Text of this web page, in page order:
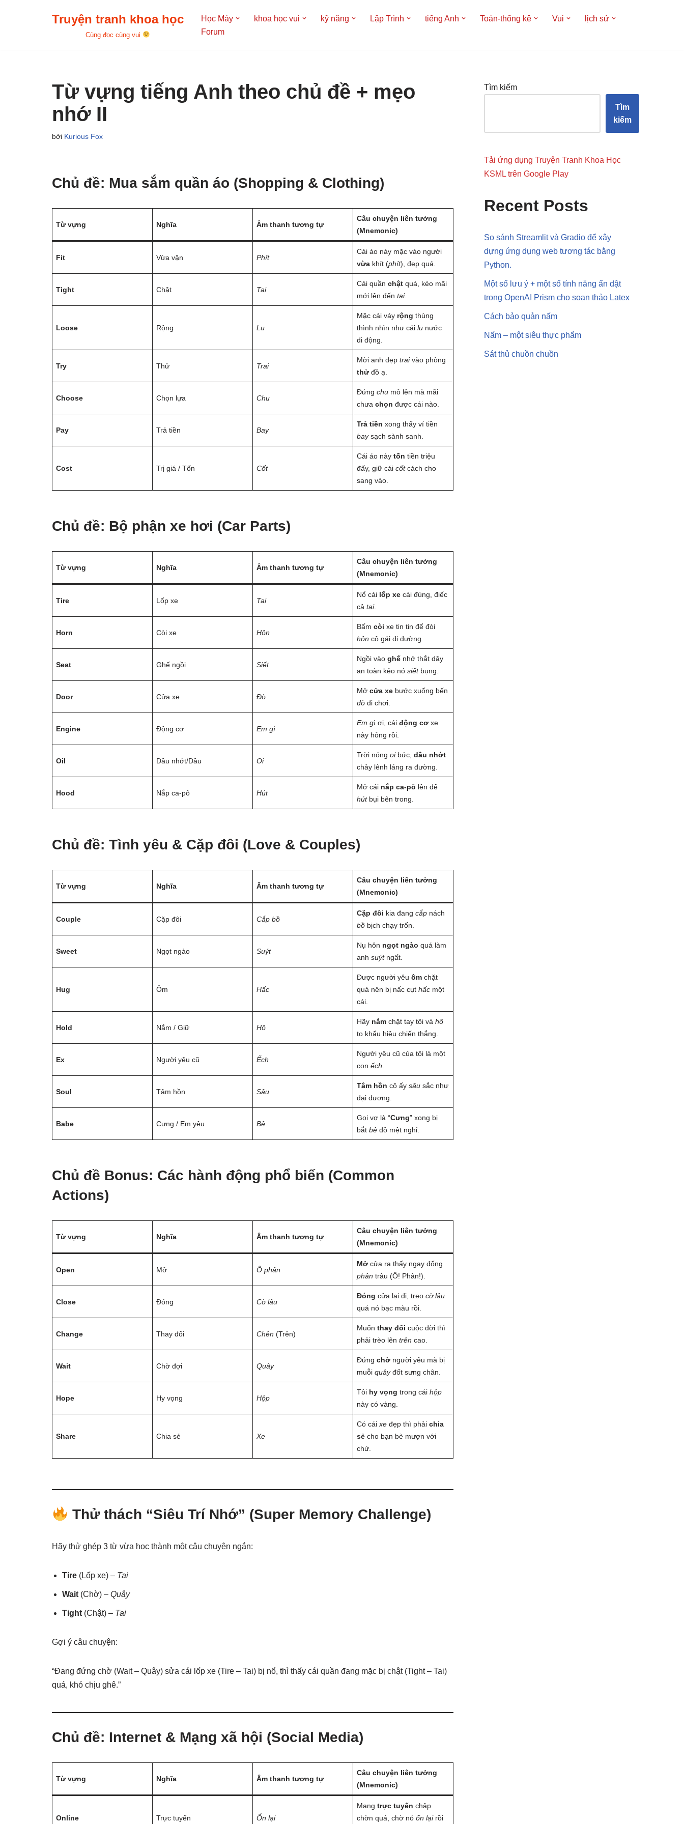
Truyện tranh khoa học
Cùng đọc cùng vui
Học Máy khoa học vui kỹ năng Lập Trình tiếng Anh Toán-thống kê Vui
lịch sử
Forum
Từ vựng tiếng Anh theo chủ đề + mẹo
nhớ II
bởi Kurious Fox
Chủ đề: Mua sắm quần áo (Shopping & Clothing)
Từ vựng Nghĩa Âm thanh tương tự
Câu chuyện liên tưởng
(Mnemonic)
Fit Vừa vặn Phít
Cái áo này mặc vào người
vừa khít (phít), đẹp quá.
Tight Chật Tai
Cái quầnchật quá, kéo mãi
mới lên đếntai.
Loose Rộng Lu
Mặc cái váy rộng thùng
thình nhìn như cáilu nước
di động.
Try Thử Trai
Mời anh đẹptraivào phòng
thửđồ ạ.
Choose Chọn lựa Chu
Đứngchu mỏ lên mà mãi
chưachọn được cái nào.
Pay Trả tiền Bay
Trả tiền xong thấy ví tiền
baysạch sành sanh.
Cost Trị giá / Tốn Cốt
Cái áo nàytốn tiền triệu
đấy, giữ cáicốtcách cho
sang vào.
Chủ đề: Bộ phận xe hơi (Car Parts)
Từ vựng Nghĩa Âm thanh tương tự
Câu chuyện liên tưởng
(Mnemonic)
Tire Lốp xe Tai
Nổ cái lốp xe cái đùng, điếc
cảtai.
Horn Còi xe Hôn
Bấmcòi xe tin tin để đòi
hôn cô gái đi đường.
Seat Ghế ngồi Siết
Ngồi vàoghế nhớ thắt dây
an toàn kẻo nósiếtbụng.
Door Cửa xe Đò
Mởcửa xe bước xuống bến
đò đi chơi.
Engine Động cơ Em gì
Em gì ơi, cáiđộng cơ xe
này hỏng rồi.
Oil Dầu nhớt/Dầu Oi
Trời nóngoibức,dầu nhớt
chảy lênh láng ra đường.
Hood Nắp ca-pô Hút
Mở cái nắp ca-pô lên để
hútbụi bên trong.
Chủ đề: Tình yêu & Cặp đôi (Love & Couples)
Từ vựng Nghĩa Âm thanh tương tự
Câu chuyện liên tưởng
(Mnemonic)
Couple Cặp đôi Cắp bồ
Cặp đôi kia đangcắp nách
bồ bịch chạy trốn.
Sweet Ngọt ngào Suýt
Nụ hôn ngọt ngào quá làm
anhsuýtngất.
Hug Ôm Hấc
Được người yêuôm chặt
quá nên bị nấc cụthấc một
cái.
Hold Nắm / Giữ Hô
Hãy nắm chặt tay tôi vàhô
to khẩu hiệu chiến thắng.
Ex Người yêu cũ Ếch
Người yêu cũ của tôi là một
conếch
Soul Tâm hồn Sâu
Tâm hồn cô ấysâu sắc như
đại dương.
Babe Cưng / Em yêu Bê
Gọi vợ là “Cưng” xong bị
bắtbê đồ mệt nghỉ.
Chủ đề Bonus: Các hành động phổ biến (Common
Actions)
Từ vựng Nghĩa Âm thanh tương tự
Câu chuyện liên tưởng
(Mnemonic)
Open Mở Ô phân
Mở cửa ra thấy ngay đống
phân trâu (Ô! Phân!).
Close Đóng Cờ lâu
Đóng cửa lại đi, treocờ lâu
quá nó bạc màu rồi.
Change Thay đổi Chên (Trên)
Muốnthay đổi cuộc đời thì
phải trèo lêntrên cao.
Wait Chờ đợi Quây
Đứngchờ người yêu mà bị
muỗiquâyđốt sưng chân.
Hope Hy vọng Hộp
Tôi hy vọng trong cáihộp
này có vàng.
Share Chia sẻ Xe
Có cáixe đẹp thì phảichia
sẻ cho bạn bè mượn với
chứ.
Thử thách “Siêu Trí Nhớ” (Super Memory Challenge)
Hãy thử ghép 3 từ vừa học thành một câu chuyện ngắn:
Tire (Lốp xe) – Tai
Wait (Chờ) – Quây
Tight (Chật) – Tai
Gợi ý câu chuyện:
“Đang đứng chờ (Wait – Quây) sửa cái lốp xe (Tire – Tai) bị nổ, thì thấy cái quần đang mặc bị chật (Tight – Tai)
quá, khó chịu ghê.”
Chủ đề: Internet & Mạng xã hội (Social Media)
Từ vựng Nghĩa Âm thanh tương tự
Câu chuyện liên tưởng
(Mnemonic)
Online Trực tuyến Ổn lại
Mạngtrực tuyến chập
chờn quá, chờ nóổn lạirồi
Tìm kiếm
Tìm
kiếm
Tải ứng dụng Truyện Tranh Khoa Học
KSML trên Google Play
Recent Posts
So sánh Streamlit và Gradio để xây
dựng ứng dụng web tương tác bằng
Python.
Một số lưu ý + một số tính năng ẩn dật
trong OpenAI Prism cho soạn thảo Latex
Cách bảo quản nấm
Nấm – một siêu thực phẩm
Sát thủ chuồn chuồn